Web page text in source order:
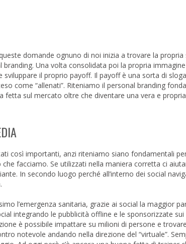
domande ognuno di noi inizia a trovare la
Una volta consolidata poi la propria
il proprio payoff. Il payoff è una sorta di
come “allenati”. Riteniamo il personal branding
fetta sul mercato oltre che diventare una vera e
così importanti, anzi riteniamo siano fondamentali
facciamo. Se utilizzati nella maniera corretta ci
In secondo luogo perché all’interno dei social
l’emergenza sanitaria, grazie ai social la maggior
integrando le pubblicità offline e le sponsorizzate
è possibile impattare su milioni di persone e
notevole andando nella direzione del “virtuale”.